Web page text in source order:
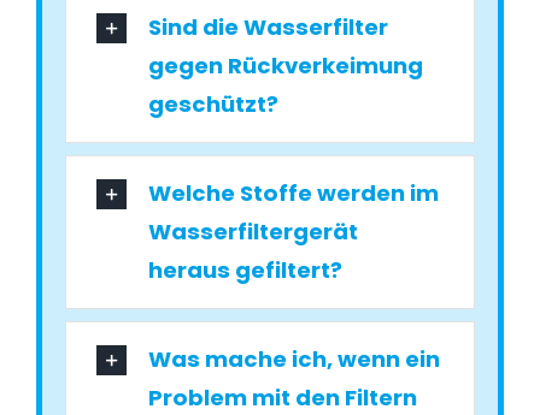
Sind die Wasserfilter
gegen Rückverkeimung
geschützt?
Welche Stoffe werden im
Wasserfiltergerät
heraus gefiltert?
Was mache ich, wenn ein
Problem mit den Filtern